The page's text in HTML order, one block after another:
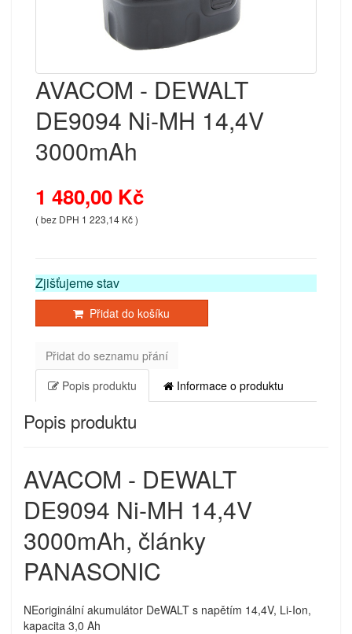
AVACOM - DEWALT
DE9094 Ni-MH 14,4V
3000mAh
1 480,00 Kč
( bez DPH 1 223,14 Kč )
Zjišťujeme stav
Přidat do košíku
Přidat do seznamu přání
Popis produktu
Informace o produktu
Popis produktu
AVACOM - DEWALT
DE9094 Ni-MH 14,4V
3000mAh, články
PANASONIC
NEoriginální akumulátor DeWALT s napětím 14,4V, Li-Ion,
kapacita 3,0 Ah